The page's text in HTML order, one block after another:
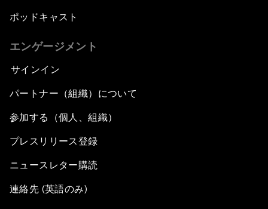
ポッドキャスト
エンゲージメント
サインイン
パートナー（組織）について
参加する（個人、組織）
プレスリリース登録
ニュースレター購読
連絡先 (英語のみ)